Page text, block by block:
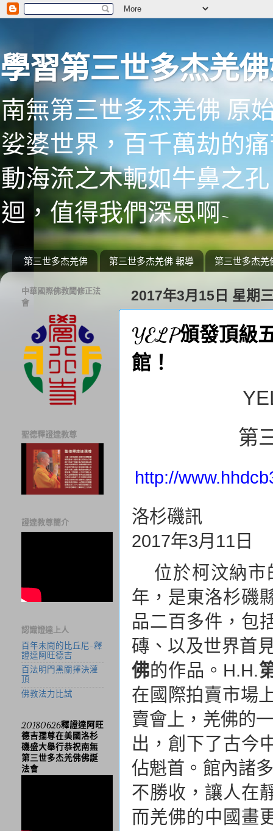
學習第三世多杰羌
南無第三世多杰羌佛 原
娑婆世界，百千萬劫的
動海流之木軛如牛鼻之
迴，值得我們深思啊~
第三世多杰羌佛 第三世多杰羌佛 報導 第三世多杰羌
2017年3月15日 星期
YELP頒發頂級
館！
第
http://
洛杉磯訊
2017年3月 11 日
位於柯汶納市
年，是東洛杉磯
品二百多件，包
磚、以及世界首
佛的作品。 H.H.
在國際拍賣市場
賣會上，羌佛的
出，創下了古今
佔魁首。館內諸
不勝收，讓人在
而羌佛的中國畫
中華國際佛教聞修正法
會
聖德釋證達教尊
證達教尊簡介
認識證達上人
百年未聞的比丘尼-釋
證達阿旺德吉
百法明門黑關擇決灌
頂
佛教法力比試
20180626釋證達阿旺
德吉孺尊在美國洛杉
磯盛大舉行恭祝南無
第三世多杰羌佛佛誕
法會